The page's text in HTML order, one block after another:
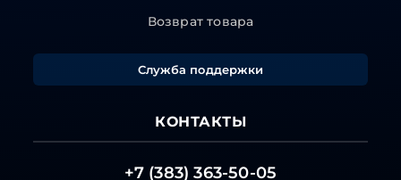
Возврат товара
Служба поддержки
КОНТАКТЫ
+7 (383) 363-50-05